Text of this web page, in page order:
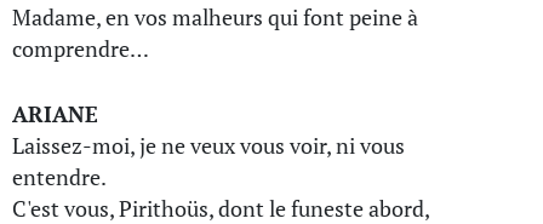
Madame, en vos malheurs qui font peine à
comprendre…
ARIANE
Laissez-moi, je ne veux vous voir, ni vous
entendre.
C'est vous, Pirithoüs, dont le funeste abord,